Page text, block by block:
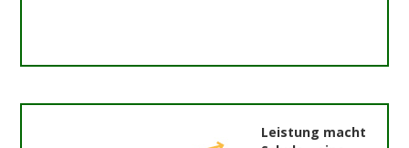
Leistung macht